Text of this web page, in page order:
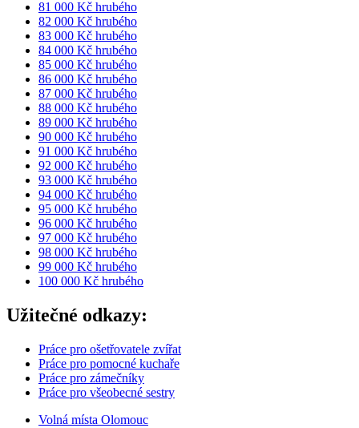
81 000 Kč hrubého
82 000 Kč hrubého
83 000 Kč hrubého
84 000 Kč hrubého
85 000 Kč hrubého
86 000 Kč hrubého
87 000 Kč hrubého
88 000 Kč hrubého
89 000 Kč hrubého
90 000 Kč hrubého
91 000 Kč hrubého
92 000 Kč hrubého
93 000 Kč hrubého
94 000 Kč hrubého
95 000 Kč hrubého
96 000 Kč hrubého
97 000 Kč hrubého
98 000 Kč hrubého
99 000 Kč hrubého
100 000 Kč hrubého
Užitečné odkazy:
Práce pro ošetřovatele zvířat
Práce pro pomocné kuchaře
Práce pro zámečníky
Práce pro všeobecné sestry
Volná místa Olomouc